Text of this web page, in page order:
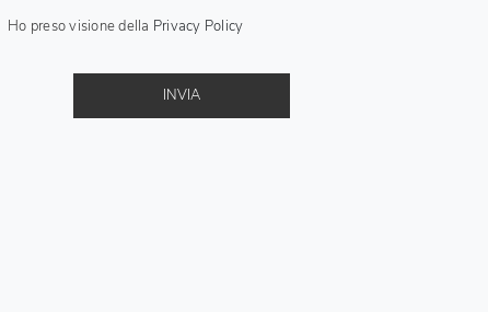
Ho preso visione della Privacy Policy
INVIA